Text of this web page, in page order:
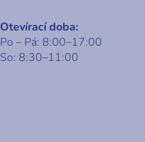
Otevírací doba:
Po – Pá: 8:00–17:00
So: 8:30–11:00